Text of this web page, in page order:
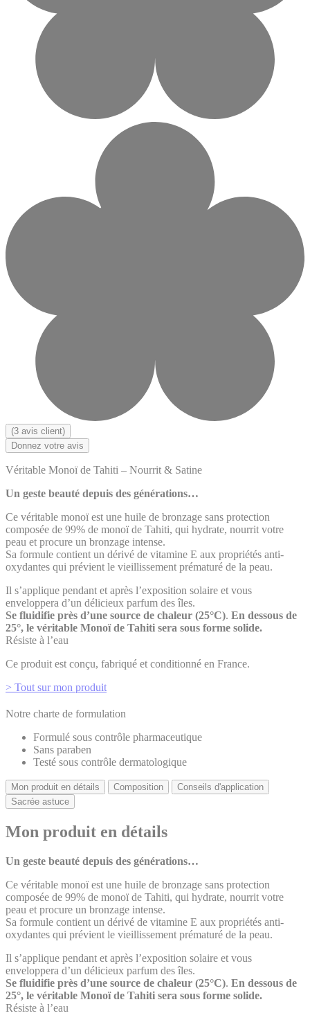
(3 avis client)
Donnez votre avis
Véritable Monoï de Tahiti – Nourrit & Satine
Un geste beauté depuis des générations…
Ce véritable monoï est une huile de bronzage sans protection
composée de 99% de monoï de Tahiti, qui hydrate, nourrit votre
peau et procure un bronzage intense.
Sa formule contient un dérivé de vitamine E aux propriétés anti-
oxydantes qui prévient le vieillissement prématuré de la peau.
Il s’applique pendant et après l’exposition solaire et vous
enveloppera d’un délicieux parfum des îles.
Se fluidifie près d’une source de chaleur (25°C). En dessous de
25°, le véritable Monoï de Tahiti sera sous forme solide.
Résiste à l’eau
Ce produit est conçu, fabriqué et conditionné en France.
> Tout sur mon produit
Notre charte de formulation
Formulé sous contrôle pharmaceutique
Sans paraben
Testé sous contrôle dermatologique
Mon produit en détails Composition
Conseils d'application
Sacrée astuce
Mon produit en détails
Un geste beauté depuis des générations…
Ce véritable monoï est une huile de bronzage sans protection
composée de 99% de monoï de Tahiti, qui hydrate, nourrit votre
peau et procure un bronzage intense.
Sa formule contient un dérivé de vitamine E aux propriétés anti-
oxydantes qui prévient le vieillissement prématuré de la peau.
Il s’applique pendant et après l’exposition solaire et vous
enveloppera d’un délicieux parfum des îles.
Se fluidifie près d’une source de chaleur (25°C). En dessous de
25°, le véritable Monoï de Tahiti sera sous forme solide.
Résiste à l’eau